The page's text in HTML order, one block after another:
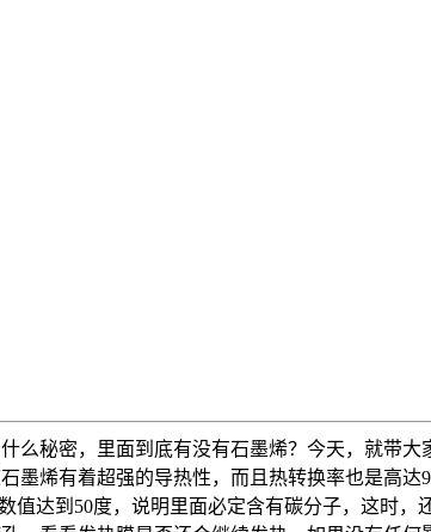
么秘密，里面到底有没有石墨烯？今天，就带大
墨烯有着超强的导热性，而且热转换率也是高
值达到50度，说明里面必定含有碳分子，这时